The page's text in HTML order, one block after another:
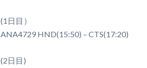
(1日目）
ANA4729 HND(15:50) – CTS(17:20)
(2日目)